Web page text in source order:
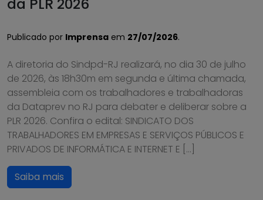
Publicado por Imprensa em 27/07/2026.
A diretoria do Sindpd-RJ realizará, no dia 30 de julho
de 2026, às 18h30m em segunda e última chamada,
assembleia com os trabalhadores e trabalhadoras
da Dataprev no RJ para debater e deliberar sobre a
PLR 2026. Confira o edital: SINDICATO DOS
TRABALHADORES EM EMPRESAS E SERVIÇOS PÚBLICOS E
PRIVADOS DE INFORMÁTICA E INTERNET E […]
Saiba mais